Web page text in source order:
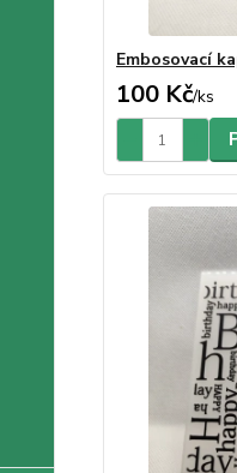
Embosovací
100 Kč/ks